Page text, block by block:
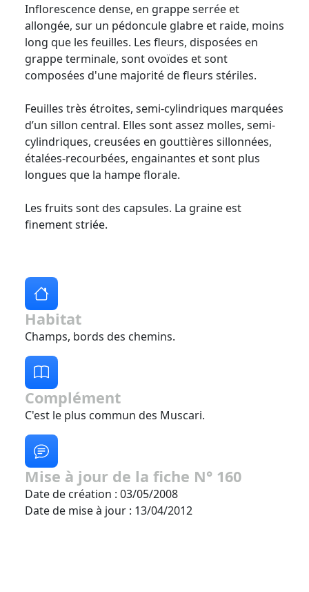
Inflorescence dense, en grappe serrée et
allongée, sur un pédoncule glabre et raide, moins
long que les feuilles. Les fleurs, disposées en
grappe terminale, sont ovoïdes et sont
composées d'une majorité de fleurs stériles.
Feuilles très étroites, semi-cylindriques marquées
d’un sillon central. Elles sont assez molles, semi-
cylindriques, creusées en gouttières sillonnées,
étalées-recourbées, engainantes et sont plus
longues que la hampe florale.
Les fruits sont des capsules. La graine est
finement striée.
Habitat
Champs, bords des chemins.
Complément
C'est le plus commun des Muscari.
Mise à jour de la fiche N° 160
Date de création : 03/05/2008
Date de mise à jour : 13/04/2012